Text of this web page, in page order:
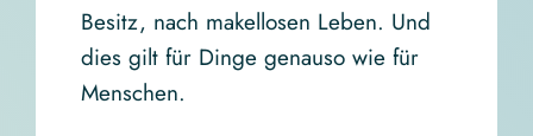
Besitz, nach makellosen Leben. Und
dies gilt für Dinge genauso wie für
Menschen.